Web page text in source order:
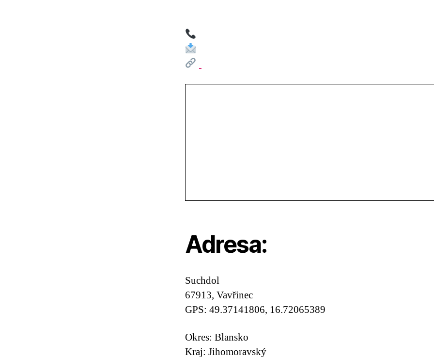
Adresa:
Suchdol
67913, Vavřinec
GPS: 49.37141806, 16.72065389
Okres: Blansko
Kraj: Jihomoravský